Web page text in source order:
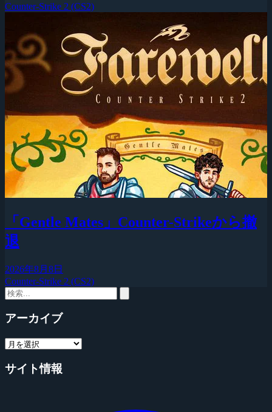
Counter-Strike 2 (CS2)
「Gentle Mates」Counter-Strikeから撤
退
2026年8月8日
Counter-Strike 2 (CS2)
アーカイブ
サイト情報